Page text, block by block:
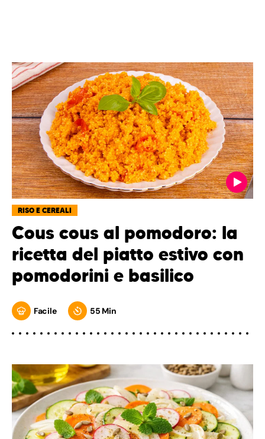
RISO E CEREALI
Cous cous al pomodoro: la
ricetta del piatto estivo con
pomodorini e basilico
Facile 55 Min